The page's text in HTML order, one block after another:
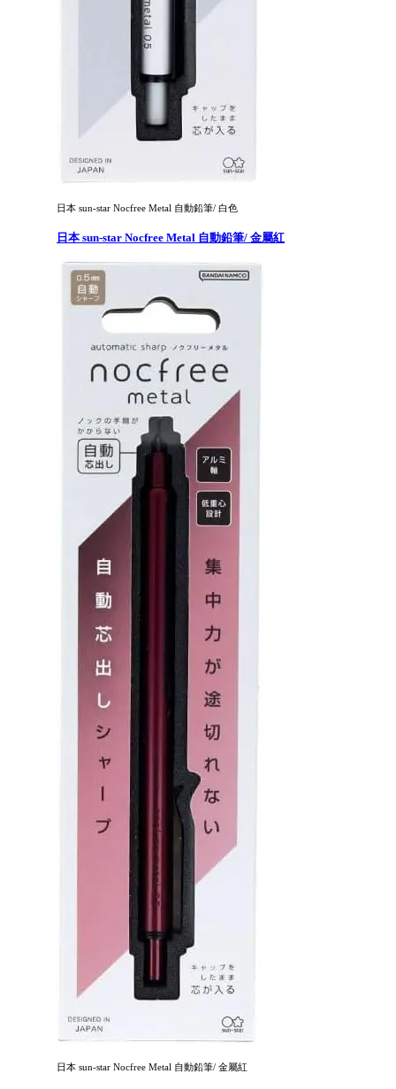
日本 sun-star Nocfree Metal 自動鉛筆/ 白色
日本 sun-star Nocfree Metal 自動鉛筆/ 金屬紅
日本 sun-star Nocfree Metal 自動鉛筆/ 金屬紅